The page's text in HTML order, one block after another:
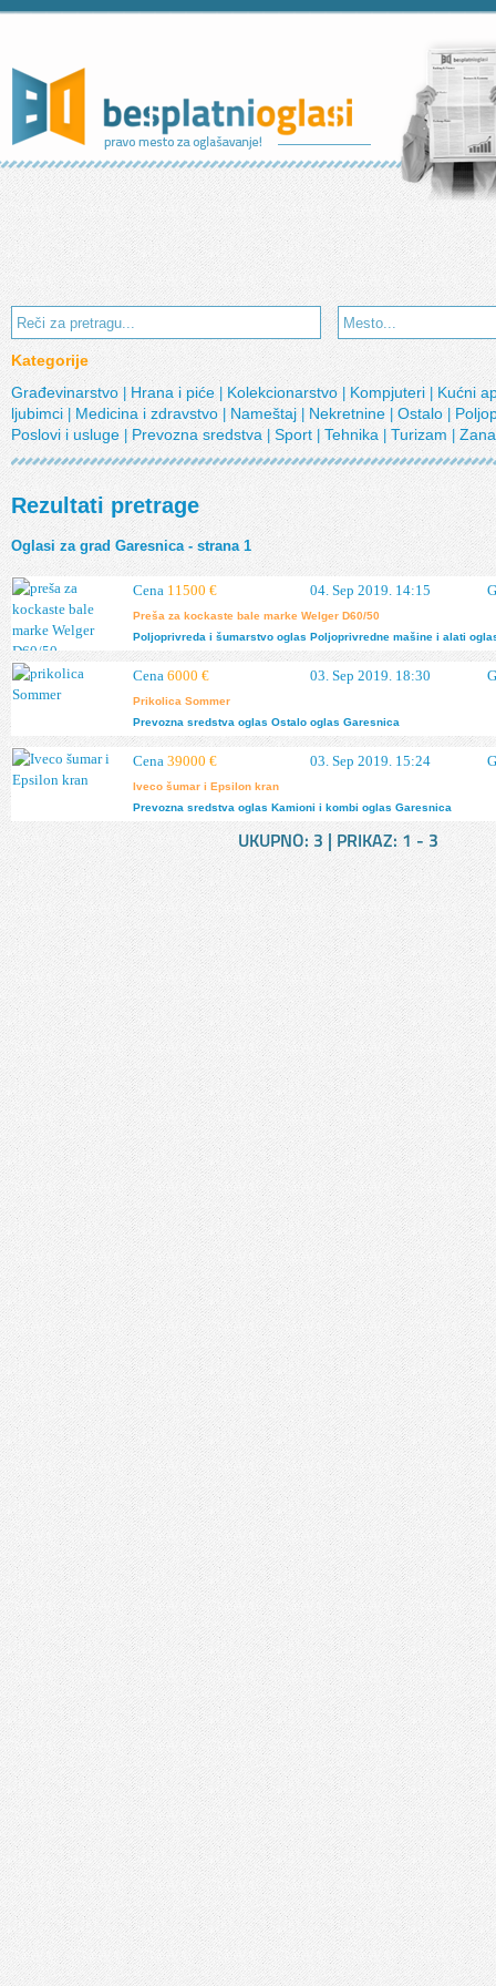
Kategorije
Građevinarstvo| Hrana i piće Kolekcionarstvo Kompjuteri | Kućni
ljubimci |Medicina i zdravstvo Nameštaj | Nekretnine Ostalo
Poslovi i usluge | Prevozna sredstva |Sport Tehnika Turizam
Rezultati pretrage
Oglasi za grad Garesnica - strana 1
Cena 11500 € 04. Sep 2019. 14:15
preša za kockaste bale marke Welger D60/50
Poljoprivreda i šumarstvo oglas Poljoprivredne mašine i alati
Cena 6000 € 03. Sep 2019. 18:30
prikolica Sommer
Prevozna sredstva oglas Ostalo oglas Garesnica
Cena 39000 € 03. Sep 2019. 15:24
Iveco šumar i Epsilon kran
Prevozna sredstva oglas Kamioni i kombi oglas Garesnica
UKUPNO: 3 | PRIKAZ: 1 - 3